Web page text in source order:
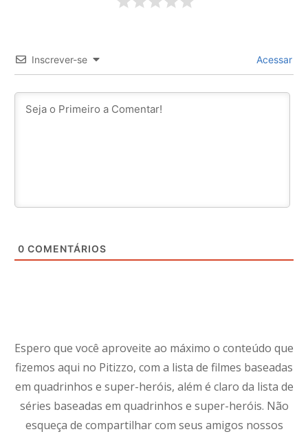
Inscrever-se Acessar
0 COMENTÁRIOS
Espero que você aproveite ao máximo o conteúdo que
fizemos aqui no Pitizzo, com a lista de filmes baseadas
em quadrinhos e super-heróis, além é claro da lista de
séries baseadas em quadrinhos e super-heróis. Não
esqueça de compartilhar com seus amigos nossos